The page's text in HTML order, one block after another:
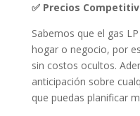
✅ Precios
Sabemos que el gas
hogar o negocio, por
sin costos ocultos.
anticipación sobre
que puedas planificar